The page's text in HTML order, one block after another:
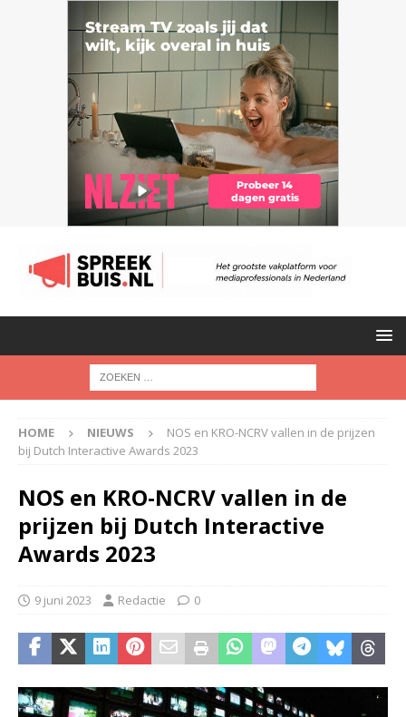
HOME NIEUWS
NOS en KRO-NCRV vallen in de prijzen
bij Dutch Interactive Awards 2023
NOS en KRO-NCRV vallen in de
prijzen bij Dutch Interactive
Awards 2023
9 juni 2023 Redactie 0